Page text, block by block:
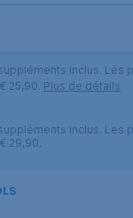
inclus. Les
25,90. Plus de détails
inclus. Les
29,90.